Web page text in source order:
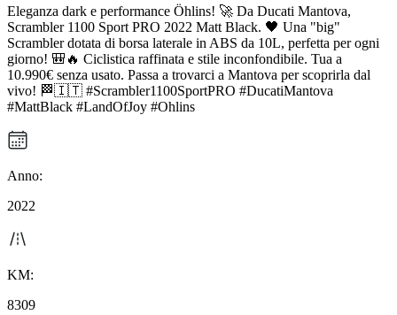
Eleganza dark e performance Öhlins! 🚀 Da Ducati Mantova,
Scrambler 1100 Sport PRO 2022 Matt Black. 🖤 Una "big"
Scrambler dotata di borsa laterale in ABS da 10L, perfetta per ogni
giorno! 🎒🔥 Ciclistica raffinata e stile inconfondibile. Tua a
10.990€ senza usato. Passa a trovarci a Mantova per scoprirla dal
vivo! 🏁🇮🇹 #Scrambler1100SportPRO #DucatiMantova
#MattBlack #LandOfJoy #Ohlins
Anno:
2022
KM:
8309